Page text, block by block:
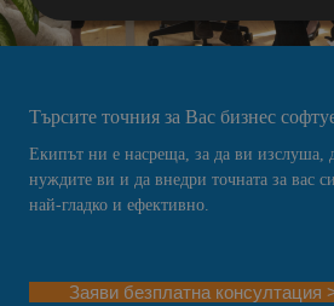
Търсите точния за Вас бизнес
Екипът ни е насреща, за да ви изслуша,
нуждите ви и да внедри точната за вас
най-гладко и ефективно.
Заяви безплатна консултация